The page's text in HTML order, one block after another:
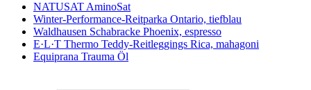
NATUSAT AminoSat
Winter-Performance-Reitparka Ontario, tiefblau
Waldhausen Schabracke Phoenix, espresso
E·L·T Thermo Teddy-Reitleggings Rica, mahagoni
Equiprana Trauma Öl